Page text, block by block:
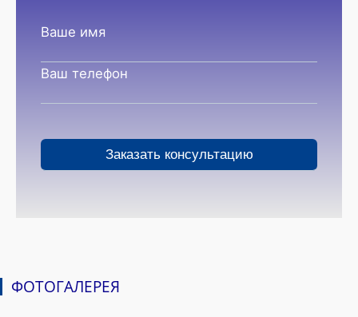
Ваше имя
Ваш телефон
ФОТОГАЛЕРЕЯ